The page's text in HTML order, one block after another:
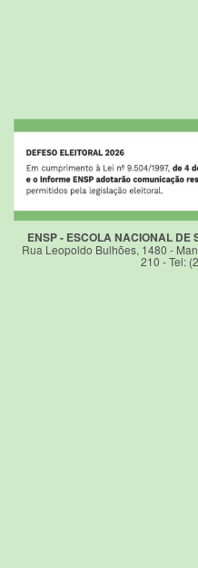
ENSP - ESCOLA NACIONAL DE
Rua Leopoldo Bulhões, 1480 -
210 - Tel: